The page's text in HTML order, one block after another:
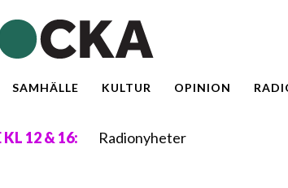
SAMHÄLLE KULTUR OPINION
12 & 16: Radionyheter